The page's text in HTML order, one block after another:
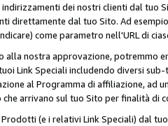
dei nostri clienti dal tuo
direttamente dal tuo Sito. Ad
come parametro nell'URL di
alla nostra approvazione,
Link Speciali includendo diversi sub-
al Programma di affiliazione, ad
che arrivano sul tuo Sito per finalità
(e i relativi Link Speciali) dal